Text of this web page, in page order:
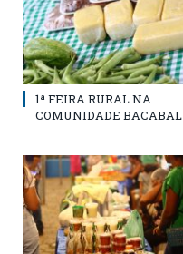
1ª FEIRA RURAL NA
COMUNIDADE BACABAL